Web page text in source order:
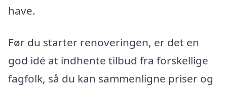
have.
Før du starter renoveringen, er det en
god idé at indhente tilbud fra forskellige
fagfolk, så du kan sammenligne priser og